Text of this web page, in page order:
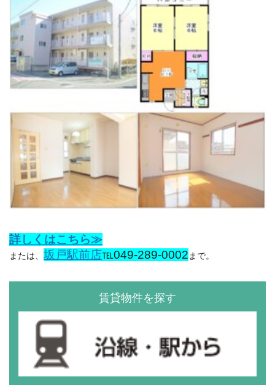
詳しくはこちら≫
または、 坂戸駅前店℡049-289-0002 まで。
賃貸物件を探す